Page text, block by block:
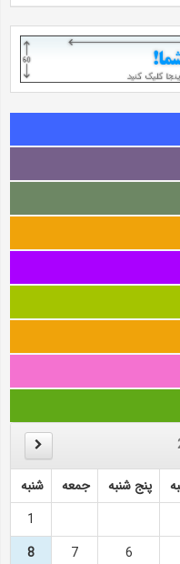
پنج شنبه جمعه
شنبه
1
6
7
8